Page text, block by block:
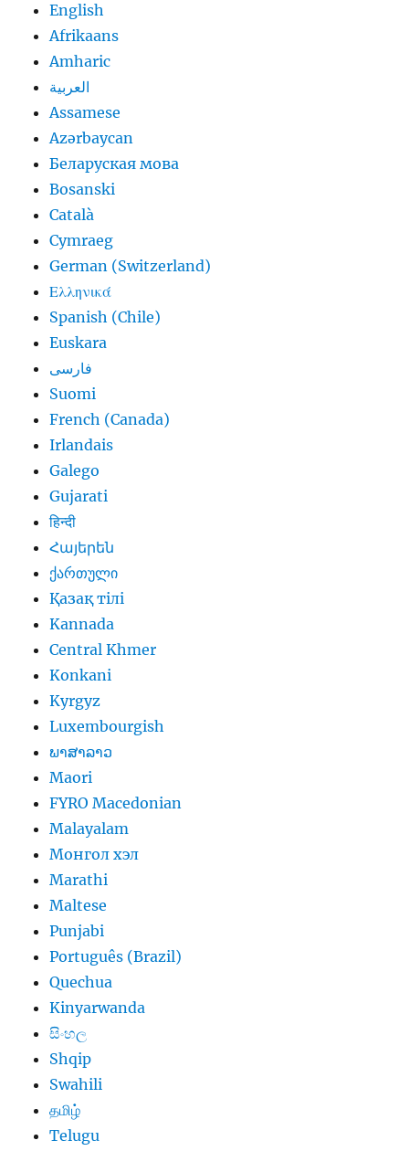
English
Afrikaans
Amharic
العربية
Assamese
Azərbaycan
Беларуская мова
Bosanski
Català
Cymraeg
German (Switzerland)
Ελληνικά
Spanish (Chile)
Euskara
فارسی
Suomi
French (Canada)
Irlandais
Galego
Gujarati
हिन्दी
Հայերեն
ქართული
Қазақ тілі
Kannada
Central Khmer
Konkani
Kyrgyz
Luxembourgish
ພາສາລາວ
Maori
FYRO Macedonian
Malayalam
Монгол хэл
Marathi
Maltese
Punjabi
Português (Brazil)
Quechua
Kinyarwanda
සිංහල
Shqip
Swahili
தமிழ்
Telugu